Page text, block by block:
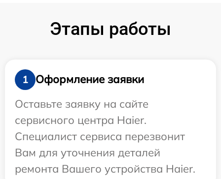
Этапы работы
1
Оформление заявки
Оставьте заявку на сайте
сервисного центра Haier.
Специалист сервиса перезвонит
Вам для уточнения деталей
ремонта Вашего устройства Haier.